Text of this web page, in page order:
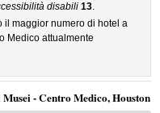
disabili 13.
il maggior numero di hotel a
Medico attualmente
- Centro Medico, Houston